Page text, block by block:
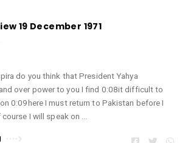
19 December 1971
do you think that President Yahya
over power to you I find 0:08it difficult to
0:09here I must return to Pakistan before I
I will speak on …